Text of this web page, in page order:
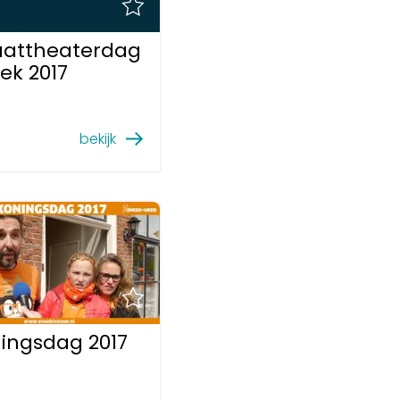
2017
bekijk
2017